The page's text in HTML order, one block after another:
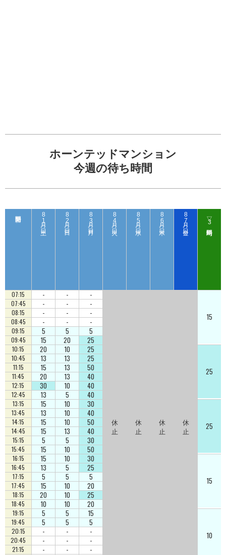
ホーンテッドマンション
今週の待ち時間
8
1
日（ 土 ）
8
2
日（ 日 ）
8
3
日（ 月 ）
8
4
日（ 火 ）
8
5
日（ 水 ）
8
6
日（ 木 ）
8
7
日（ 金 ）
▽
3
07:15 - - -
15
07:45 - - -
08:15 - - -
08:45 - - -
09:15 5 5 5
09:45 15 20 25
10:15 20 10 25
25
10:45 13 13 25
11:15 15 13 50
11:45 20 13 40
12:15 30 10 40
12:45 13 5 40
13:15 15 10 30
25
13:45 13 10 40
14:15 15 10 50 休 休 休 休
14:45 15 13 40 止 止 止 止
15:15 5 5 30
15:45 15 10 50
16:15 15 10 30
15
16:45 13 5 25
17:15 5 5 5
17:45 15 10 20
18:15 20 10 25
18:45 10 10 20
19:15 5 5 15
10
19:45 5 5 5
20:15 - - -
20:45 - - -
21:15 - - -